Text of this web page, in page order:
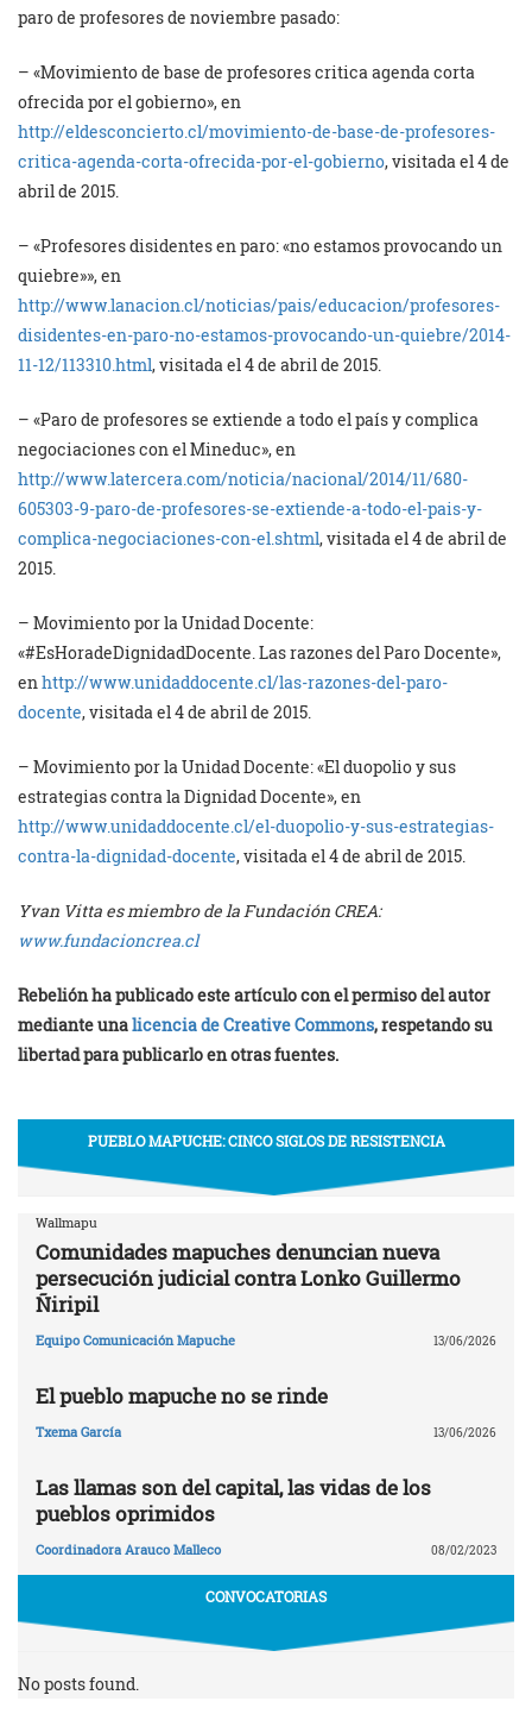
paro de profesores de noviembre pasado:
– «Movimiento de base de profesores critica agenda corta
ofrecida por el gobierno», en
http://eldesconcierto.cl/movimiento-de-base-de-profesores-
critica-agenda-corta-ofrecida-por-el-gobierno, visitada el 4 de
abril de 2015.
– «Profesores disidentes en paro: «no estamos provocando un
quiebre»», en
http://www.lanacion.cl/noticias/pais/educacion/profesores-
disidentes-en-paro-no-estamos-provocando-un-quiebre/2014-
11-12/113310.html, visitada el 4 de abril de 2015.
– «Paro de profesores se extiende a todo el país y complica
negociaciones con el Mineduc», en
http://www.latercera.com/noticia/nacional/2014/11/680-
605303-9-paro-de-profesores-se-extiende-a-todo-el-pais-y-
complica-negociaciones-con-el.shtml, visitada el 4 de abril de
2015.
– Movimiento por la Unidad Docente:
«#EsHoradeDignidadDocente. Las razones del Paro Docente»,
en http://www.unidaddocente.cl/las-razones-del-paro-
docente, visitada el 4 de abril de 2015.
– Movimiento por la Unidad Docente: «El duopolio y sus
estrategias contra la Dignidad Docente», en
http://www.unidaddocente.cl/el-duopolio-y-sus-estrategias-
contra-la-dignidad-docente, visitada el 4 de abril de 2015.
Yvan Vitta es miembro de la Fundación CREA:
www.fundacioncrea.cl
Rebelión ha publicado este artículo con el permiso del autor
mediante unalicencia de Creative Commons, respetando su
libertad para publicarlo en otras fuentes.
PUEBLO MAPUCHE: CINCO SIGLOS DE RESISTENCIA
Wallmapu
Comunidades mapuches denuncian nueva
persecución judicial contra Lonko Guillermo
Ñiripil
Equipo Comunicación Mapuche 13/06/2026
El pueblo mapuche no se rinde
Txema García 13/06/2026
Las llamas son del capital, las vidas de los
pueblos oprimidos
Coordinadora Arauco Malleco 08/02/2023
CONVOCATORIAS
No posts found.